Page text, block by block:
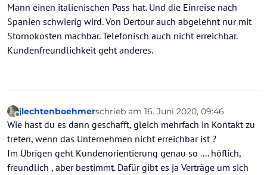
Mann einen italienischen Pass hat. Und die Einreise nach
Spanien schwierig wird. Von Dertour auch abgelehnt nur mit
Stornokosten machbar. Telefonisch auch nicht erreichbar.
Kundenfreundlichkeit geht anderes.
Offline
jlechtenboehmerschrieb am 16. Juni 2020, 09:46
zuletzt editiert von jlechtenboehmer
Wie hast du es dann geschafft, gleich mehrfach in Kontakt zu
treten, wenn das Unternehmen nicht erreichbar ist ?
Im Übrigen geht Kundenorientierung genau so .... höflich,
freundlich , aber bestimmt. Dafür gibt es ja Verträge um sich